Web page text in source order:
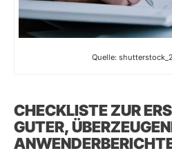
Quelle:
CHECKLISTE ZUR
GUTER,